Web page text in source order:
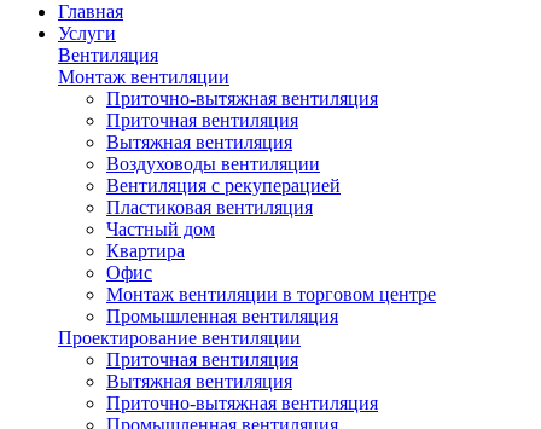
Главная
Услуги
Вентиляция
Монтаж вентиляции
Приточно-вытяжная вентиляция
Приточная вентиляция
Вытяжная вентиляция
Воздуховоды вентиляции
Вентиляция с рекуперацией
Пластиковая вентиляция
Частный дом
Квартира
Офис
Монтаж вентиляции в торговом центре
Промышленная вентиляция
Проектирование вентиляции
Приточная вентиляция
Вытяжная вентиляция
Приточно-вытяжная вентиляция
Промышленная вентиляция